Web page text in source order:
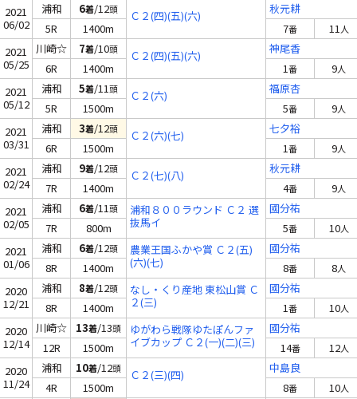
2021
06/02
浦和 6着/12頭 Ｃ２(四)(五)(六)
秋元耕
5R
1400m 7番 11人
2021
05/25
川崎☆ 7着/10頭 Ｃ２(四)(五)(六)
神尾香
6R
1400m 1番 9人
2021
05/12
浦和 5着/11頭 Ｃ２(六)
福原杏
5R
1500m 5番 9人
2021
03/31
浦和 3着/12頭 Ｃ２(六)(七)
七夕裕
6R
1500m 1番 9人
2021
02/24
浦和 9着/12頭 Ｃ２(七)(八)
秋元耕
7R
1400m 4番 9人
2021
02/05
浦和 6着/11頭
浦和８００ラウンド Ｃ２ 選
抜馬イ
國分祐
7R
800m 5番 10人
2021
01/06
浦和 6着/12頭
農業王国ふかや賞 Ｃ２(五)
(六)(七)
國分祐
8R
1400m 8番 8人
2020
12/21
浦和 8着/12頭
なし・くり産地 東松山賞 Ｃ
２(三)
國分祐
8R
1400m 1番 10人
2020
12/14
川崎☆ 13着/13頭
ゆがわら戦隊ゆたぽんファ
イブカップ Ｃ２(一)(二)(三)
國分祐
12R
1500m 14番 12人
2020
11/24
浦和 10着/12頭 Ｃ２(三)(四)
中島良
4R
1500m 8番 10人